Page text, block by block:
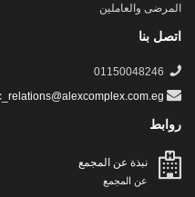
المرضى والعاملين
اتصل بنا
01150048246
public_relations@alexcomplex.com.eg
روابط
نبذة عن المجمع
عن المجمع